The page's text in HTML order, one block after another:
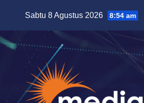
content
Sabtu 8 Agustus 2026 8:54 am